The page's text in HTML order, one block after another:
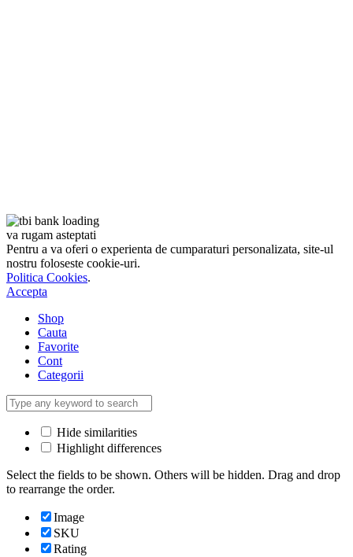
va rugam asteptati
Pentru a va oferi o experienta de cumparaturi personalizata, site-ul
nostru foloseste cookie-uri.
Politica Cookies.
Accepta
Shop
Cauta
Favorite
Cont
Categorii
Hide similarities
Highlight differences
Select the fields to be shown. Others will be hidden. Drag and drop
to rearrange the order.
Image
SKU
Rating